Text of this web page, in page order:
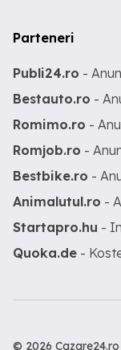
Parteneri
Publi24.ro -
Bestauto.ro -
Romimo.ro -
Romjob.ro -
Bestbike.ro -
Animalutul.ro -
Startapro.hu -
Quoka.de -
© 2026 Cazare24.ro